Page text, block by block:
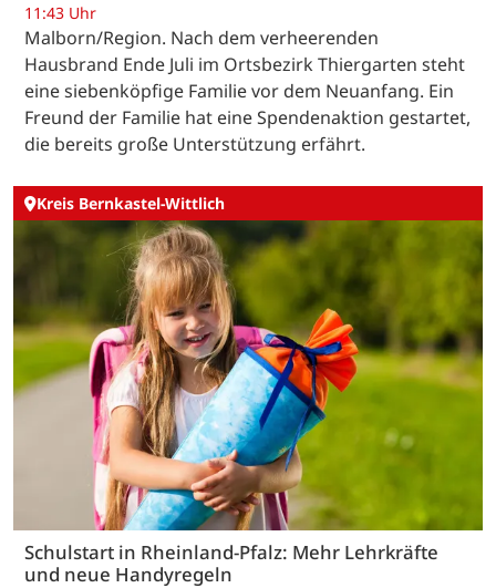
11:43 Uhr
Malborn/Region. Nach dem verheerenden
Hausbrand Ende Juli im Ortsbezirk Thiergarten steht
eine siebenköpfige Familie vor dem Neuanfang. Ein
Freund der Familie hat eine Spendenaktion gestartet,
die bereits große Unterstützung erfährt.
Kreis Bernkastel-Wittlich
Schulstart in Rheinland-Pfalz: Mehr Lehrkräfte
und neue Handyregeln